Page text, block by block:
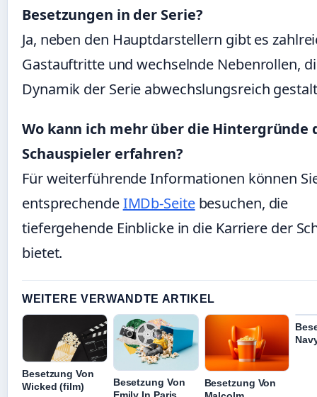
Besetzungen in der Serie?
Ja, neben den Hauptdarstellern gibt es
Gastauftritte und wechselnde Nebenrollen,
Dynamik der Serie abwechslungsreich
Wo kann ich mehr über die Hintergründe
Schauspieler erfahren?
Für weiterführende Informationen können
entsprechendeIMDb-Seitebesuchen, die
tiefergehende Einblicke in die Karriere der
bietet.
WEITERE VERWANDTE ARTIKEL
Besetzung Von
Wicked (film)
Besetzung Von
Emily In Paris
Besetzung Von